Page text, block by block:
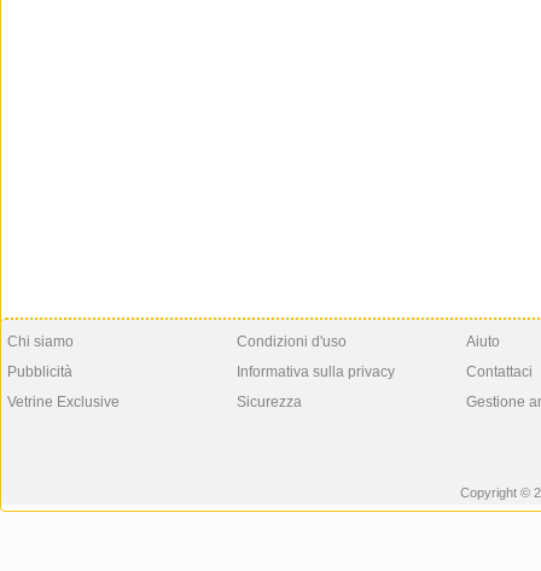
Chi siamo
Pubblicità
Vetrine Exclusive
Condizioni d'uso
Informativa sulla privacy
Sicurezza
Aiuto
Contattaci
Gestione
Copyright ©